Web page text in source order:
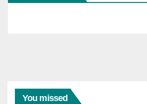
You missed